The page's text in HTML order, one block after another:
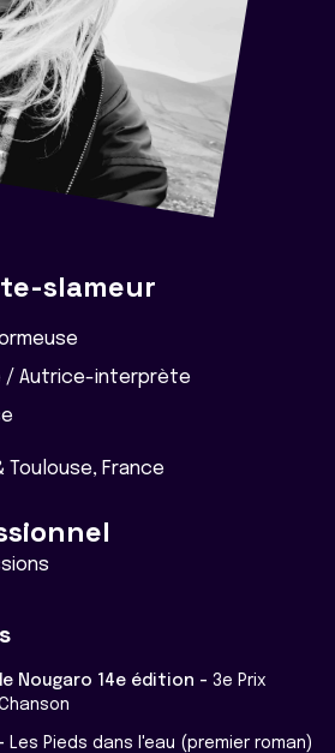
slameur
/ Autrice-interprète
Toulouse, France
Nougaro 14e édition - 3e Prix
Les Pieds dans l'eau (premier roman)